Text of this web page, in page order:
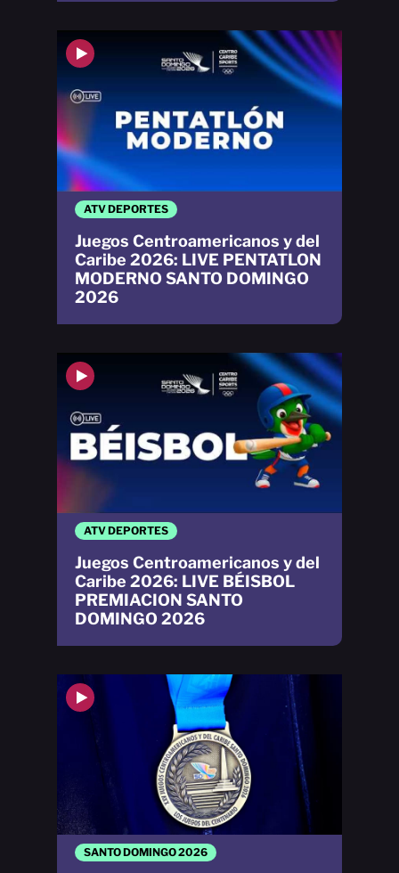
ATV DEPORTES
Juegos Centroamericanos y del
Caribe 2026: LIVE PENTATLON
MODERNO SANTO DOMINGO
2026
SANTO DOMINGO 2026
ATV DEPORTES
Juegos Centroamericanos y del
Caribe 2026: LIVE BÉISBOL
PREMIACION SANTO
DOMINGO 2026